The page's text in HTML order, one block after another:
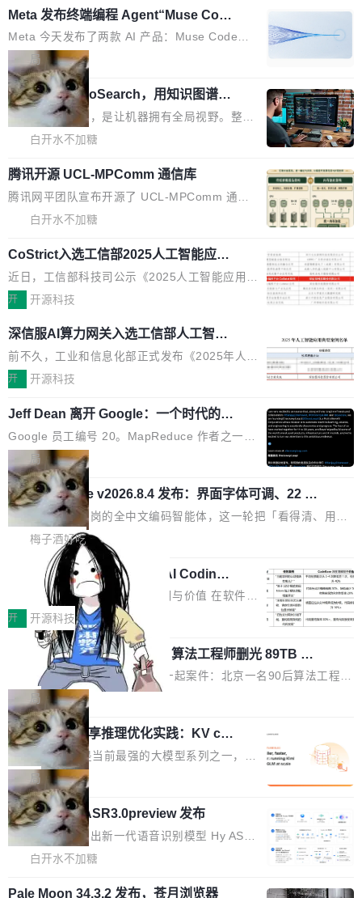
何一次编辑：DeltaDB 捕获 commit 之间的每一次操作，...
元。其中，绝大部分资金被直接用于 AI 领域，
金额高达158.3亿美元，这一单项投入已经逼近
微软同期总资本开支的四成。 与亚马逊、Alpha
bet、微软以及 Meta 等传统科技巨头相比，Spa
ceXAI的资金消耗速度尤为引人瞩目。然而，支
撑庞大支出的资金来源却呈现出截然不同的面
貌。数据显示，微软和 Meta 主要依托充沛的经
别达到155% 和106%;而SpaceXAI的经营现金
流仅能覆盖资本开支的12...
Meta 发布终端编程 Agent“Muse Cod
e” 和 Muse Spark 1.2 模型
Meta 今天发布了两款 AI 产品：Muse Code，
一个在终端里运行的编程 agent；Muse Spark
1.2，驱动这个 agent 的新模型。一句话概括：
你可以用 curl -fsSL https://dev.meta.ai/install.
sh | bash 安装一个能在大项目里自动规划、写
代码、验证结果的 AI 终端工具。 据介绍，Muse
已有的终端编程 agent 在设计理念上有几个明显
的差异点。 异步后台 agent：Muse Code 有一
个主 agent 循环，外加一组后台 agent。这些后
局
美团开源 LoHoSearch，用知识图谱校
准 AI 能力认知
机器出题的前提，是让机器拥有全局视野。整个
构建流程可以分为四个环节：建图 → 控制难度
白开水不加糖
腾讯开源 UCL-MPComm 通信库
腾讯网平团队宣布开源了 UCL-MPComm 通信
库，并将作为transport接入Mooncake TENT。
求进行了深度优化，能够实现数据中心内大规模
计算节点间多种内存类型的高性能通信。 UCL-
MPComm将作为一种传输引擎接入Mooncake T
传输性能最高提升5倍。UCL-MPComm底层基
于自研UCL-Engine通信引擎，后续腾讯网平将
持续开源更多基于UCL-Engine的高性能通信组
件。 腾讯网平团队在UCL-MPComm中实现了一
个独立于业务线程的全局通信引擎（Engine），
并实...
白开水不加糖
CoStrict入选工信部2025人工智能应用
典型案例
近日，工信部科技司公示《2025人工智能应用典
型案例入选名单》，深信服“面向企业研发场景的
创新与落地成效成功入选。 全链路私有化部署，
助力企业AI研发安全落地 当前，越来越多企业已
经开始引入 AI Coding 工具，通过调用公有云模
Coding 从个人辅助工具逐步走向团队级、组织
级应用，企业在规模化落地过程中，对安全性、
可控性和代码质量提出了更高要求。 首先是数据
安全与合规要求。对于大多数普通研发场景，公
有云模型能够满足快速试用和效率提升的需求。
但对于金融、能源、医疗等对数据安全要求较...
开 开源科技
深信服AI算力网关入选工信部人工智能
应用典型案例！
前不久，工业和信息化部正式发布《2025年人工
智能应用典型案例名单》，集中展示人工智能在
产品应用、支撑保障、专题等五大方向。深信服
AI算力网关（AI创新平台）成功入选！ 随着各行
各业的Agent走向规模化建设，算力构成形态逐
渐丰富，用户关注的重点也在发生变化：不只是
让AI用起来，还要进一步看清混合算力时代下，
Token花在哪里、算力是否被充分利用，以及持
续增长的AI成本该如何优化。 深信服AI算力网关
正是围绕这些实际问题，从Token治理和成本治
理两个方面，让用户的每一份算力都看得清、管
得住、用得稳、省得下、更安全！ 一、从现在开
始，Token使用一目...
开 开源科技
Jeff Dean 离开 Google：一个时代的结
束，一个实验室的开始
Google 员工编号 20。MapReduce 作者之一。
Bigtable 作者之一。TensorFlow 的作者之一。
Gemini 的架构师。Google 首席科学家。 Jeff D
ean 在 Google 工作了 27 年后，宣布离职。 他
不是一个人走。一同离开的还有 Sanjay Ghema
wat（Google 员工编号 23，Jeff Dean 二十多
年的编程搭档，MapReduce 和 Bigtable 的共同
作者）、Quoc Le（Google 大脑核心成员，Se
q2Seq 和 DocAI 的共同发明人）以及 Oriol Vin
yals（Gemini 联合负责人，AlphaSta...
局
🔥 SolonCode v2026.8.4 发布：界面字体可调、22 种
语言、记忆搜索增强
打开终端就能上岗的全中文编码智能体，这一轮把「看得清、用母
语、记得住」三件事一次补齐。 SolonCode 是什么 SolonCode 是
杭州无耳科技研发的企业级终端编码智能体——一位全中文驱动的
数字员工，自主理解需求、规划步骤、编写代码。不挑模型、不挑
平台，curl 一行装完即用。 开源地址：Gitee · GitCode · GitHub
安装 支持 Java 8+（8~26）、macOS / Linux / Windows / Harm
ony PC。 # macOS / Linux / Harmony PC curl -fsSL https://solo
n.noear.org/solon...
梅子酒好吃
让“代码语义理解”深度释放AI Coding
价值潜能：华为云码道（CodeArts）
代码仓技术解析
一、代码仓深度理解技术的作用与价值 在软件工
程实践中，代码仓是企业核心知识资产的主要载
体。企业级代码仓库通常包含数十万乃至数百万
个文件，其规模远超单次模型调用可承载的上下
文窗口。随着项目规模的持续扩张与代码历史的
不断累积，代码仓中的模块关系、接口契约、业
务逻辑等关键信息往往分散于数十乃至数百个文
件之中，形成高度复杂的知识关联网络。传统的
代码检索手段（如关键词匹配、目录遍历）仅能
在语法层面完成文本定位，难以触及代码的语义
内涵与结构关联，导致开发者使用代码智能体在
理解大规模代码仓时面临显著"代码仓理解"瓶
颈。 代码仓深度理解服务（以下简称" CodeBas
e深度理解服务"）是华为云码道（CodeA...
开 开源科技
一条“删库”命令跑 17 小时，算法工程师删光 89TB 数
据只为干私活
最高人民检察院8月4日公布了一起案件：北京一名90后算法工程师
王某，为了给自己接的私活腾服务器空间，删光了公司AI游戏部门
的全部核心数据。 王某2024年1月入职东城区某科技公司AI短剧部
门，有互联网大厂背景。在公司内部架构调整期间，部门三次通知
全员将数据从A集群迁移到B集群，王某都回复了"收到"。 他没有迁
移数据。2024年9月3日下午4点，他使用此前登录的账号密码进入
A集群，输入了一条被程序员圈称为"删库跑路"的命令——最高管理
员权限、无需确认、强制递归删除。17个小时后，运维人员发现异
常并中止进程时，89TB数据已经没了。 删掉的是AI游戏部门的全
部开发文件，包括公司自研的多个文生3D和...
局
Cloudflare 分享推理优化实践：KV ca
che 量化 + 权重压缩，吞吐量提升 4
1%，成本降 30%
Kimi 和 GLM 是当前最强的大模型系列之一，但
它们有一个共同的问题：太吃显存了。月之暗面
的 Kimi K 系列和智谱的 GLM 都是长上下文、M
oE 架构的大模型，好用到让人上瘾，但 GPU 显
存永远不够用。 Cloudflare 的 Workers AI 团队
一直在跑这些模型的推理。他们在官方博客上发
PU 上跑得更省、更快的技术手段——KV cache
局
腾讯混元 Hy ASR3.0preview 发布
腾讯混元正式推出新一代语音识别模型 Hy ASR
3.0preview。基于最新一代大语言模型 Hy3 的
度语义理解能力，实现了语音识别能力的全面升
白开水不加糖
Pale Moon 34.3.2 发布，苍月浏览器